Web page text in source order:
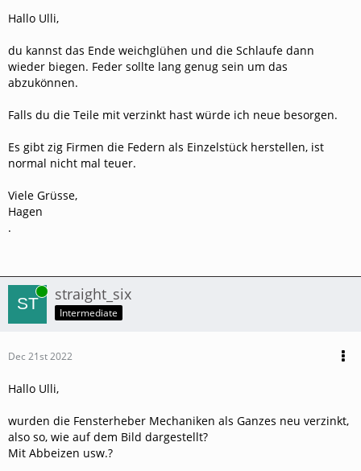
Hallo Ulli,
du kannst das Ende weichglühen und die Schlaufe dann
wieder biegen. Feder sollte lang genug sein um das
abzukönnen.
Falls du die Teile mit verzinkt hast würde ich neue besorgen.
Es gibt zig Firmen die Federn als Einzelstück herstellen, ist
normal nicht mal teuer.
Viele Grüsse,
Hagen
.
Online straight_six
Intermediate
Dec 21st 2022
Hallo Ulli,
wurden die Fensterheber Mechaniken als Ganzes neu verzinkt,
also so, wie auf dem Bild dargestellt?
Mit Abbeizen usw.?